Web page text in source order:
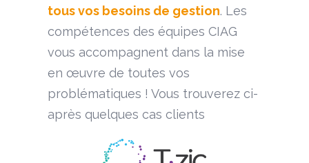
tous vos besoins de gestion. Les
compétences des équipes CIAG
vous accompagnent dans la mise
en œuvre de toutes vos
problématiques ! Vous trouverez ci-
après quelques cas clients